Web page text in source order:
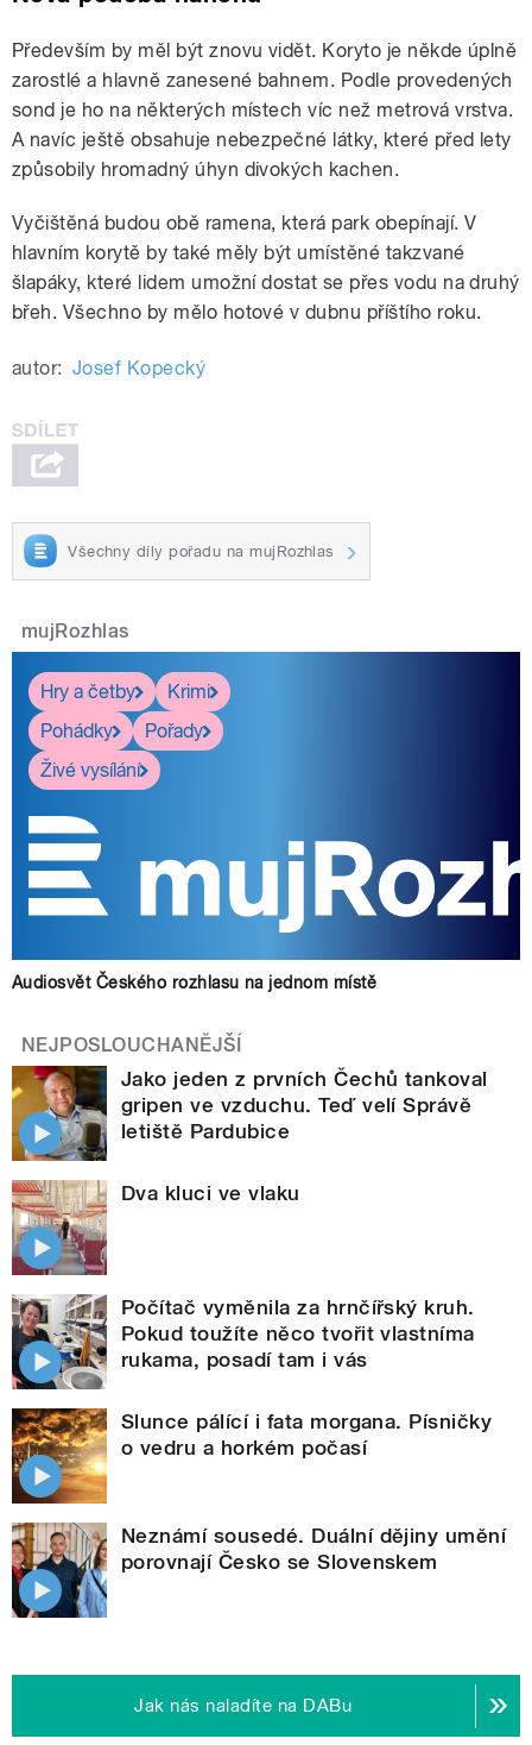
Především by měl být znovu vidět. Koryto je někde úplně
zarostlé a hlavně zanesené bahnem. Podle provedených
sond je ho na některých místech víc než metrová vrstva.
A navíc ještě obsahuje nebezpečné látky, které před lety
způsobily hromadný úhyn divokých kachen.
Vyčištěná budou obě ramena, která park obepínají. V
hlavním korytě by také měly být umístěné takzvané
šlapáky, které lidem umožní dostat se přes vodu na druhý
břeh. Všechno by mělo hotové v dubnu příštího roku.
autor: Josef Kopecký
Všechny díly pořadu na mujRozhlas
mujRozhlas
Hry a četby
Krimi
Pohádky
Pořady
Živé vysílání
Audiosvět Českého rozhlasu na jednom místě
NEJPOSLOUCHANĚJŠÍ
Jako jeden z prvních Čechů tankoval
gripen ve vzduchu. Teď velí Správě
letiště Pardubice
Dva kluci ve vlaku
Počítač vyměnila za hrnčířský kruh.
Pokud toužíte něco tvořit vlastníma
rukama, posadí tam i vás
Slunce pálící i fata morgana. Písničky
o vedru a horkém počasí
Neznámí sousedé. Duální dějiny umění
porovnají Česko se Slovenskem
Jak nás naladíte na DABu